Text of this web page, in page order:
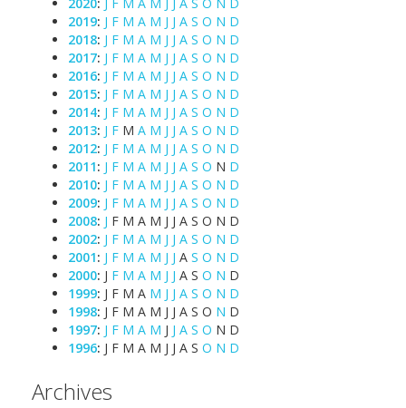
2019: J F M A M J J A S O N D
2018: J F M A M J J A S O N D
2017: J F M A M J J A S O N D
2016: J F M A M J J A S O N D
2015: J F M A M J J A S O N D
2014: J F M A M J J A S O N D
2013: J F M A M J J A S O N D
2012: J F M A M J J A S O N D
2011: J F M A M J J A S O N D
2010: J F M A M J J A S O N D
2009: J F M A M J J A S O N D
2008: J F M A M J J A S O N D
2002: J F M A M J J A S O N D
2001: J F M A M J J A S O N D
2000: J F M A M J J A S O N D
1999: J F M A M J J A S O N D
1998: J F M A M J J A S O N D
1997: J F M A M J J A S O N D
1996: J F M A M J J A S O N D
Archives